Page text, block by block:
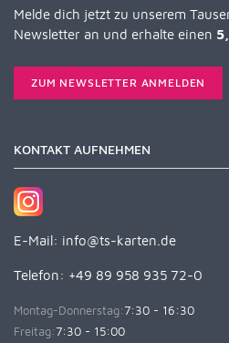
Melde dich jetzt zu unserem
Newsletter an und erhalte einen
ZUM NEWSLETTER ANMELDEN
KONTAKT AUFNEHMEN
E-Mail: info@ts-karten.de
Telefon: +49 89 958 935 72-0
Montag-Donnerstag:7:30 - 16:30
Freitag:7:30 - 15:00